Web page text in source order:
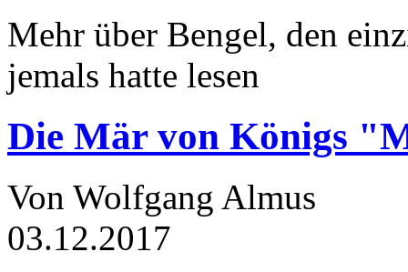
Mehr über Bengel, den
jemals hatte lesen
Die Mär von Königs
Von Wolfgang Almus
03.12.2017